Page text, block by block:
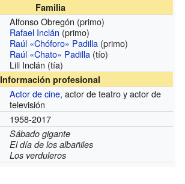
Familia
Alfonso Obregón (primo)
Rafael Inclán (primo)
Raúl «Chóforo» Padilla (primo)
Raúl «Chato» Padilla (tío)
Lili Inclán (tía)
Información profesional
Actor de cine, actor de teatro y actor de
televisión
1958-2017
Sábado gigante
El día de los albañiles
Los verduleros